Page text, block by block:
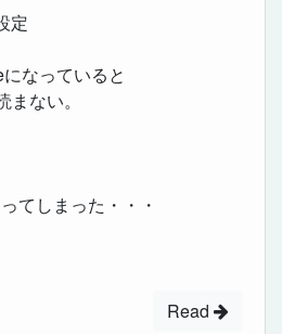
定
なっていると
ない。
てしまった・・・
Read